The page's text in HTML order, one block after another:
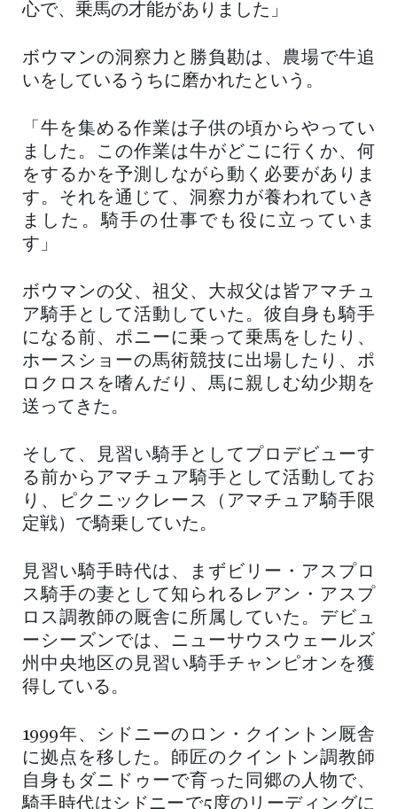
心で、乗馬の才能がありました」
ボウマンの洞察力と勝負勘は、農場で牛追
いをしているうちに磨かれたという。
「牛を集める作業は子供の頃からやってい
ました。この作業は牛がどこに行くか、何
をするかを予測しながら動く必要がありま
す。それを通じて、洞察力が養われていき
ました。騎手の仕事でも役に立っていま
す」
ボウマンの父、祖父、大叔父は皆アマチュ
ア騎手として活動していた。彼自身も騎手
になる前、ポニーに乗って乗馬をしたり、
ホースショーの馬術競技に出場したり、ポ
ロクロスを嗜んだり、馬に親しむ幼少期を
送ってきた。
そして、見習い騎手としてプロデビューす
る前からアマチュア騎手として活動してお
り、ピクニックレース（アマチュア騎手限
定戦）で騎乗していた。
見習い騎手時代は、まずビリー・アスプロ
ス騎手の妻として知られるレアン・アスプ
ロス調教師の厩舎に所属していた。デビュ
ーシーズンでは、ニューサウスウェールズ
州中央地区の見習い騎手チャンピオンを獲
得している。
1999年、シドニーのロン・クイントン厩舎
に拠点を移した。師匠のクイントン調教師
自身もダニドゥーで育った同郷の人物で、
騎手時代はシドニーで5度のリーディングに